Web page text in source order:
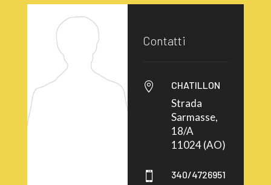
Contatti
 CHATILLON
Strada
Sarmasse,
18/A
11024 (AO)
 340/4726951